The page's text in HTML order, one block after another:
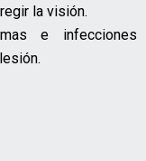
la visión.
e infecciones